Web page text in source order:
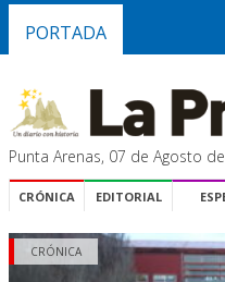
PORTADA
Punta Arenas, 07 de Agosto
CRÓNICA EDITORIAL
CRÓNICA